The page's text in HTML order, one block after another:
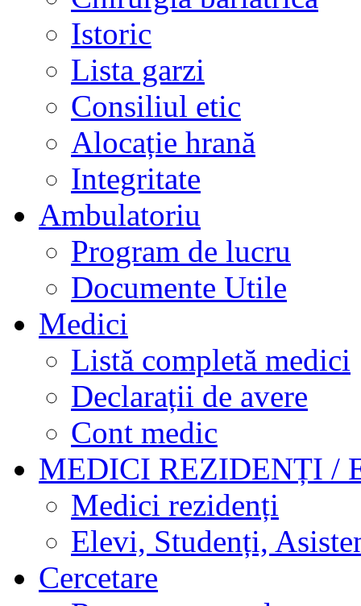
Istoric
Lista garzi
Consiliul etic
Alocație hrană
Integritate
Ambulatoriu
Program de lucru
Documente Utile
Medici
Listă completă medici
Declarații de avere
Cont medic
MEDICI REZIDENȚI /
Medici rezidenți
Elevi, Studenți,
Cercetare